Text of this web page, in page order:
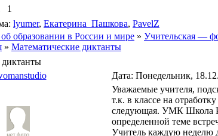
1
lyumer, Екатерина_Пашкова, PavelZ
образовании в России и мире » Учительская —
» Математические диктанты
Дата: Понедельник,
Уважаемые учителя,
т.к. в классе на
следующая. УМК Школа
определенной теме
Учитель каждую неделю